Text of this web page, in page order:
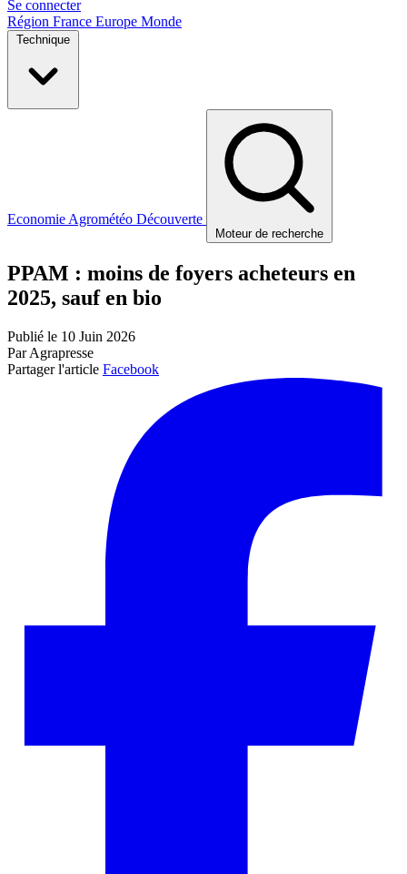
Se connecter
Région France Europe Monde
Technique
Economie Agrométéo Découverte
Moteur de recherche
PPAM : moins de foyers acheteurs en
2025, sauf en bio
Publié le 10 Juin 2026
Par Agrapresse
Partager l'article Facebook